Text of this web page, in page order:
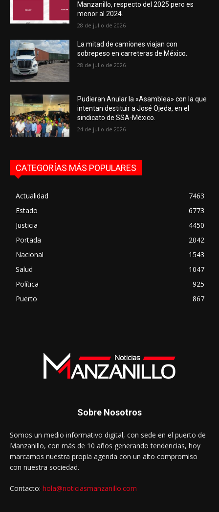
Manzanillo, respecto del 2025 pero es
menor al 2024.
28 de julio de 2026
La mitad de camiones viajan con
sobrepeso en carreteras de México.
28 de julio de 2026
Pudieran Anular la «Asamblea» con la que
intentan destituir a José Ojeda, en el
sindicato de SSA-México.
24 de julio de 2026
CATEGORÍAS MÁS POPULARES
Actualidad
7463
Estado
6773
Justicia
4450
Portada
2042
Nacional
1543
Salud
1047
Política
925
Puerto
867
Sobre Nosotros
Somos un medio informativo digital, con sede en el puerto de
Manzanillo, con más de 10 años generando tendencias, hoy
marcamos nuestra propia agenda con un alto compromiso
con nuestra sociedad.
Contacto: hola@noticiasmanzanillo.com